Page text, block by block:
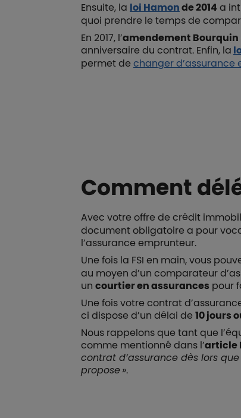
Ensuite, la loi Hamonde 2014 a
quoi prendre le temps de
En 2017, l’amendement Bourquin
anniversaire du contrat. Enfin, la
permet dechanger d’assurance
Comment
Avec votre offre de crédit
document obligatoire a pour
l’assurance emprunteur.
Une fois la FSI en main, vous
au moyen d’un comparateur
un courtier en assurances pour
Une fois votre contrat
ci dispose d’un délai de10 jours
Nous rappelons que tant que
comme mentionné dans l’article
contrat d’assurance dès lors
propose ».